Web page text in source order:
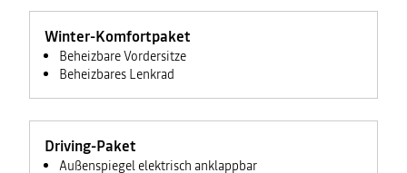
Winter-Komfortpaket
Beheizbare Vordersitze
Beheizbares Lenkrad
Driving-Paket
Außenspiegel elektrisch anklappbar